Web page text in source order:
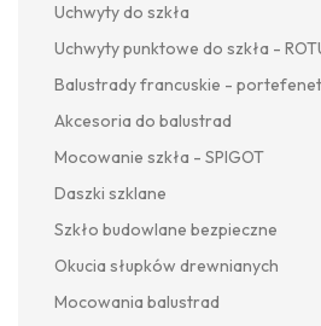
Uchwyty do szkła
Uchwyty punktowe do szkła -
Balustrady francuskie -
Akcesoria do balustrad
Mocowanie szkła - SPIGOT
Daszki szklane
Szkło budowlane bezpieczne
Okucia słupków drewnianych
Mocowania balustrad